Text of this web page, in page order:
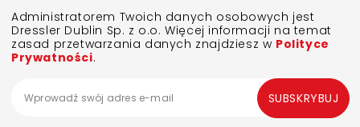
Administratorem Twoich danych osobowych jest
Dressler Dublin Sp. z o.o. Więcej informacji na temat
zasad przetwarzania danych znajdziesz w Polityce
Prywatności.
SUBSKRYBUJ